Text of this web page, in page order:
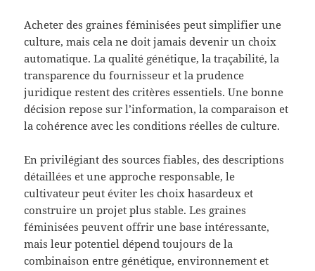
Acheter des graines féminisées peut simplifier une
culture, mais cela ne doit jamais devenir un choix
automatique. La qualité génétique, la traçabilité, la
transparence du fournisseur et la prudence
juridique restent des critères essentiels. Une bonne
décision repose sur l’information, la comparaison et
la cohérence avec les conditions réelles de culture.
En privilégiant des sources fiables, des descriptions
détaillées et une approche responsable, le
cultivateur peut éviter les choix hasardeux et
construire un projet plus stable. Les graines
féminisées peuvent offrir une base intéressante,
mais leur potentiel dépend toujours de la
combinaison entre génétique, environnement et